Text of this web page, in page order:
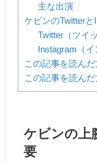
主な出演
ケビンのTwitterと
Twitter（ツイ
Instagram（イ
この記事を読ん
この記事を読ん
ケビンの上
要